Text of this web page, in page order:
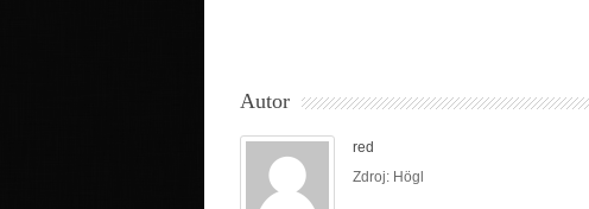
Autor
red
Zdroj: Högl